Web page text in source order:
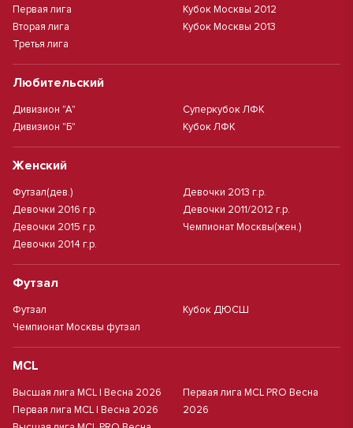
Первая лига
Вторая лига
Третья лига
Кубок Москвы 2012
Кубок Москвы 2013
Любительский
Дивизион "А"
Дивизион "Б"
Суперкубок ЛФК
Кубок ЛФК
Женский
Футзал(дев.)
Девочки 2016 г.р.
Девочки 2015 г.р.
Девочки 2014 г.р.
Девочки 2013 г.р.
Девочки 2011/2012 г.р.
Чемпионат Москвы(жен.)
Футзал
Футзал
Чемпионат Москвы футзал
Кубок ДЮСШ
MCL
Высшая лига MCL | Весна 2026
Первая лига MCL | Весна 2026
Первая лига MCL PRO Весна
2026